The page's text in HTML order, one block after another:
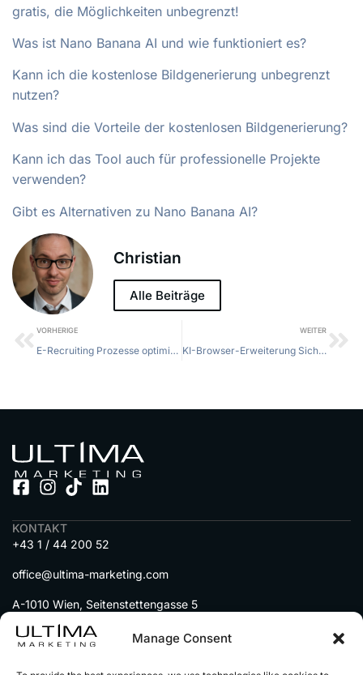
Manage Consent
gratis, die Möglichkeiten unbegrenzt!
Was ist Nano Banana AI und wie funktioniert es?
Kann ich die kostenlose Bildgenerierung unbegrenzt
nutzen?
Was sind die Vorteile der kostenlosen Bildgenerierung?
Kann ich das Tool auch für professionelle Projekte
verwenden?
Gibt es Alternativen zu Nano Banana AI?
Christian
Alle Beiträge
VORHERIGE
E-Recruiting Prozesse optimieren: Effizient und erfolgreich talent gewinnen
WEITER
KI-Browser-Erweiterung Sicherheitstest: So schützen Sie Ihre Daten effektiv
KONTAKT
+43 1 / 44 200 52
office@ultima-marketing.com
A-1010 Wien, Seitenstettengasse 5
DIENSTLEISTUNGEN